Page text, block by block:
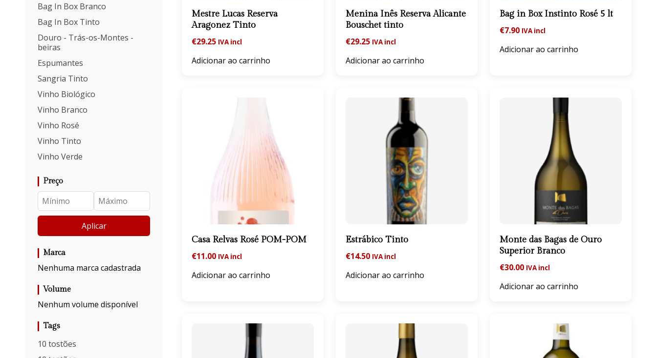
Bag In Box Branco
Bag In Box Tinto
Douro - Trás-os-Montes -
beiras
Espumantes
Sangria Tinto
Vinho Biológico
Vinho Branco
Vinho Rosé
Vinho Tinto
Vinho Verde
Preço
Aplicar
Marca
Nenhuma marca cadastrada
Volume
Nenhum volume disponível
Tags
10 tostões
Mestre Lucas Reserva
Aragonez Tinto
€29.25 IVA incl
Adicionar ao carrinho
Menina Inês Reserva Alicante
Bouschet tinto
€29.25 IVA incl
Adicionar ao carrinho
Bag in Box Instinto Rosé 5 lt
€7.90 IVA incl
Adicionar ao carrinho
Casa Relvas Rosé POM-POM
€11.00 IVA incl
Adicionar ao carrinho
Estrábico Tinto
€14.50 IVA incl
Adicionar ao carrinho
Monte das Bagas de Ouro
Superior Branco
€30.00 IVA incl
Adicionar ao carrinho